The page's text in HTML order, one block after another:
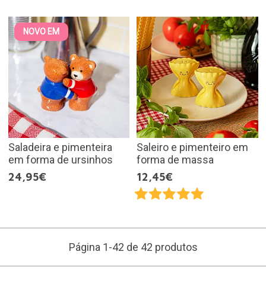
NOVO EM
Saladeira e pimenteira
em forma de ursinhos
24,95€
Saleiro e pimenteiro em
forma de massa
12,45€
Página 1-42 de 42 produtos